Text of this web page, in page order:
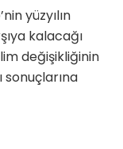
yüzyılın
kalacağı
değişikliğinin
sonuçlarına